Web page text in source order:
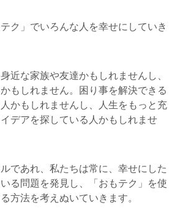
ク」でいろんな人を幸せにしていき
近な家族や友達かもしれませんし、
もしれません。困り事を解決できる
かもしれませんし、人生をもっと充
デアを探している人かもしれませ
であれ、私たちは常に、幸せにした
る問題を発見し、「おもテク」を使
方法を考えぬいていきます。